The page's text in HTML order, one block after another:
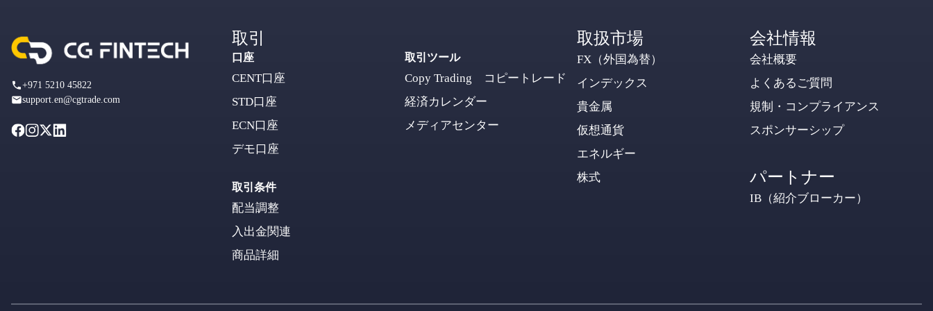
+971 5210 45822
support.en@cgtrade.com
取引
口座
CENT口座
STD口座
ECN口座
デモ口座
取引条件
配当調整
入出金関連
商品詳細
取引ツール
Copy Trading コピートレード
経済カレンダー
メディアセンター
取扱市場
FX（外国為替）
インデックス
貴金属
仮想通貨
エネルギー
株式
会社情報
会社概要
よくあるご質問
規制・コンプライアンス
スポンサーシップ
パートナー
IB（紹介ブローカー）